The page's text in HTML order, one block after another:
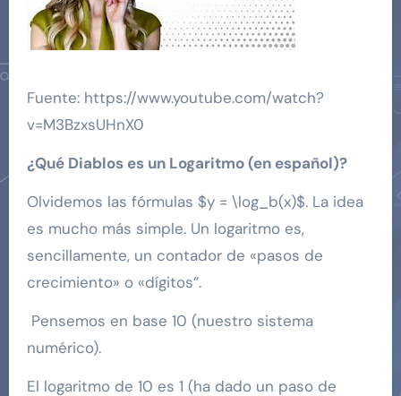
Fuente: https://www.youtube.com/watch?
v=M3BzxsUHnX0
¿Qué Diablos es un Logaritmo (en español)?
Olvidemos las fórmulas $y = \log_b(x)$. La idea
es mucho más simple. Un logaritmo es,
sencillamente, un contador de «pasos de
crecimiento» o «dígitos”.
Pensemos en base 10 (nuestro sistema
numérico).
El logaritmo de 10 es 1 (ha dado un paso de